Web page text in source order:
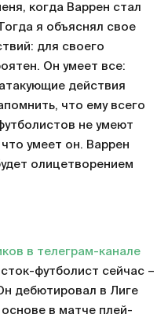
когда Варрен стал
я объяснял свое
для своего
Он умеет все:
действия
что ему всего
не умеют
умеет он. Варрен
олицетворением
в телеграм-канале
футболист сейчас –
дебютировал в Лиге
в матче плей-